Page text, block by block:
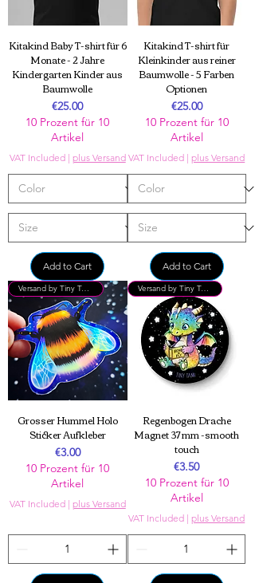
Kitakind Baby T-shirt für 6
Monate - 2 Jahre
Kindergarten Kinder aus
Baumwolle
Price
€25.00
10 Prozent für 10
Artikel
VAT Included| plus Versand
Add to Cart
Kitakind T-shirt für
Kleinkinder aus reiner
Baumwolle - 5 Farben
Optionen
Price
€25.00
10 Prozent für 10
Artikel
VAT Included |plus Versand
Add to Cart
Versand by Tiny Tami
Grosser Hummel Holo
Sticker Aufkleber
Price
€3.00
10 Prozent für 10
Artikel
VAT Included| plus Versand
Versand by Tiny Tami
Regenbogen Drache
Magnet 37 mm -smooth
touch
Price
€3.50
10 Prozent für 10
Artikel
VAT Included |plus Versand